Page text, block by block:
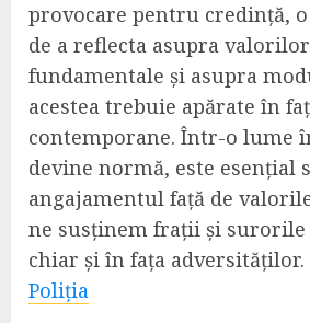
provocare pentru credință,
de a reflecta asupra
fundamentale și asupra
acestea trebuie apărate în
contemporane. Într-o lume
devine normă, este esențial
angajamentul față de
ne susținem frații și
chiar și în fața adversităților.
Poliția